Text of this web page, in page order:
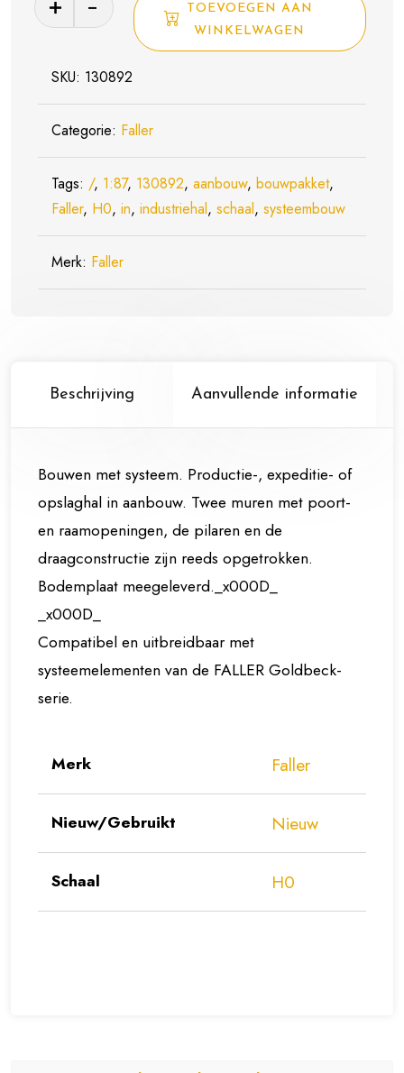
Bouwpakket
130892
Industriehal
In
Aanbouw
-
Schaal
/
TOEVOEGEN AAN
WINKELWAGEN
SKU: 130892
Categorie: Faller
Tags: /, 1:87, 130892, aanbouw, bouwpakket,
Faller, H0, in, industriehal, schaal, systeembouw
Merk: Faller
Beschrijving Aanvullende informatie
Bouwen met systeem. Productie-, expeditie- of
opslaghal in aanbouw. Twee muren met poort-
en raamopeningen, de pilaren en de
draagconstructie zijn reeds opgetrokken.
Bodemplaat meegeleverd._x000D_
_x000D_
Compatibel en uitbreidbaar met
systeemelementen van de FALLER Goldbeck-
serie.
Merk Faller
Nieuw/Gebruikt Nieuw
Schaal H0